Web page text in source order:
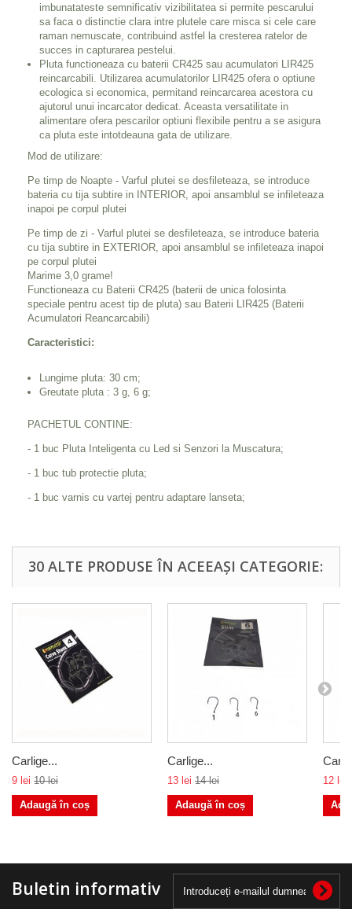
imbunatateste semnificativ vizibilitatea si permite pescarului
sa faca o distinctie clara intre plutele care misca si cele care
raman nemuscate, contribuind astfel la cresterea ratelor de
succes in capturarea pestelui.
Pluta functioneaza cu baterii CR425 sau acumulatori LIR425
reincarcabili. Utilizarea acumulatorilor LIR425 ofera o optiune
ecologica si economica, permitand reincarcarea acestora cu
ajutorul unui incarcator dedicat. Aceasta versatilitate in
alimentare ofera pescarilor optiuni flexibile pentru a se asigura
ca pluta este intotdeauna gata de utilizare.
Mod de utilizare:
Pe timp de Noapte - Varful plutei se desfileteaza, se introduce
bateria cu tija subtire in INTERIOR, apoi ansamblul se infileteaza
inapoi pe corpul plutei
Pe timp de zi - Varful plutei se desfileteaza, se introduce bateria
cu tija subtire in EXTERIOR, apoi ansamblul se infileteaza inapoi
pe corpul plutei
Marime 3,0 grame!
Functioneaza cu Baterii CR425 (baterii de unica folosinta
speciale pentru acest tip de pluta) sau Baterii LIR425 (Baterii
Acumulatori Reancarcabili)
Caracteristici:
Lungime pluta: 30 cm;
Greutate pluta : 3 g, 6 g;
PACHETUL CONTINE:
- 1 buc Pluta Inteligenta cu Led si Senzori la Muscatura;
- 1 buc tub protectie pluta;
- 1 buc varnis cu vartej pentru adaptare lanseta;
30 ALTE PRODUSE ÎN ACEEAȘI CATEGORIE:
Carlige...
9 lei 10 lei
Adaugă în coș
Carlige...
13 lei 14 lei
Adaugă în coș
12 lei
Buletin informativ